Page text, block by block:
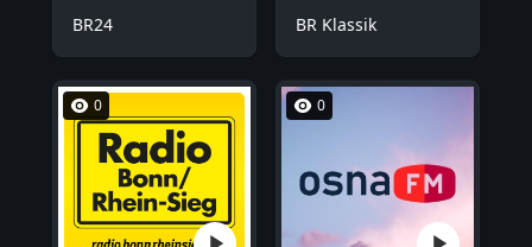
BR24 BR Klassik
0 0